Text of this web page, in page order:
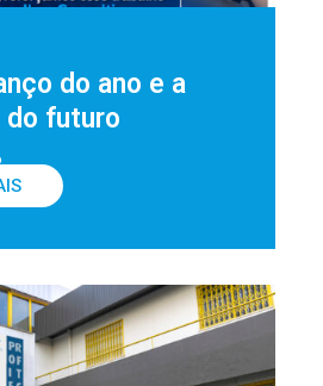
do ano e a
do futuro